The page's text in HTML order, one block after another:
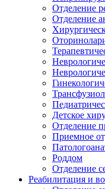
Отделение
Отделение
Детское
Отделение
Приемное
Роддом
Отделение
Реабилитация и